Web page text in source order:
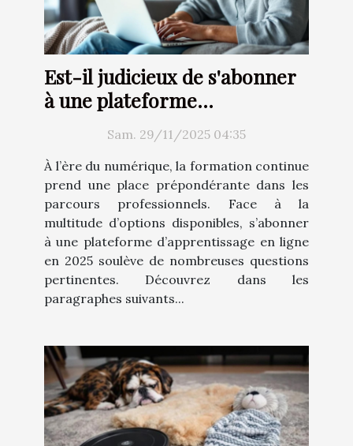
Est-il judicieux de s'abonner
à une plateforme
d'apprentissage en ligne en
Sam. 29/11/2025 04:35
À l’ère du numérique, la formation continue
prend une place prépondérante dans les
parcours professionnels. Face à la
multitude d’options disponibles, s’abonner
à une plateforme d’apprentissage en ligne
en 2025 soulève de nombreuses questions
pertinentes. Découvrez dans les
paragraphes suivants...